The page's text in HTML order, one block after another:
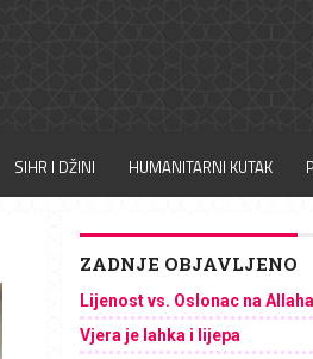
SIHR I DŽINI HUMANITARNI KUTAK
ZADNJE OBJAVLJENO
Lijenost vs. Oslonac na Allaha
Vjera je lahka i lijepa